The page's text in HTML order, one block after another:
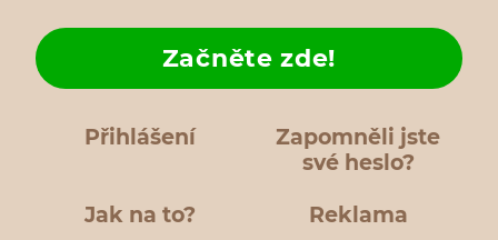
Přihlášení
Zapomněli jste
své heslo?
Jak na to?
Začněte zde!
Reklama